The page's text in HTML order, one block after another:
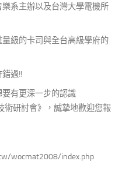
系主辦以及台灣大學電機所
級的卡司與全台高級學府的
過!!
有更深一步的認識
術研討會》，誠摯地歡迎您報
wocmat2008/index.php